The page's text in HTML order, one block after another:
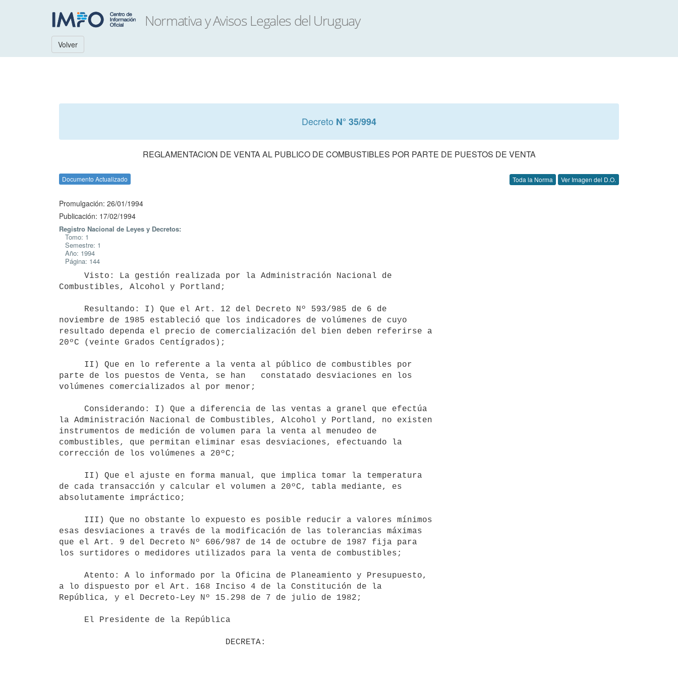
Volver
Decreto N° 35/994
REGLAMENTACION DE VENTA AL PUBLICO DE COMBUSTIBLES POR PARTE DE PUESTOS DE VENTA
Documento Actualizado Toda la Norma Ver Imagen del D.O.
Promulgación: 26/01/1994
Publicación: 17/02/1994
Registro Nacional de Leyes y Decretos:
Tomo: 1
Semestre: 1
Año: 1994
Página: 144
Combustibles, Alcohol y Portland;
noviembre de 1985 estableció que los indicadores de volúmenes de cuyo
resultado dependa el precio de comercialización del bien deben referirse a
20ºC (veinte Grados Centígrados);
parte de los puestos de Venta, se han   constatado desviaciones en los
volúmenes comercializados al por menor;
la Administración Nacional de Combustibles, Alcohol y Portland, no existen
instrumentos de medición de volumen para la venta al menudeo de
combustibles, que permitan eliminar esas desviaciones, efectuando la
corrección de los volúmenes a 20ºC;
de cada transacción y calcular el volumen a 20ºC, tabla mediante, es
absolutamente impráctico;
esas desviaciones a través de la modificación de las tolerancias máximas
que el Art. 9 del Decreto Nº 606/987 de 14 de octubre de 1987 fija para
los surtidores o medidores utilizados para la venta de combustibles;
a lo dispuesto por el Art. 168 Inciso 4 de la Constitución de la
República, y el Decreto-Ley Nº 15.298 de 7 de julio de 1982;